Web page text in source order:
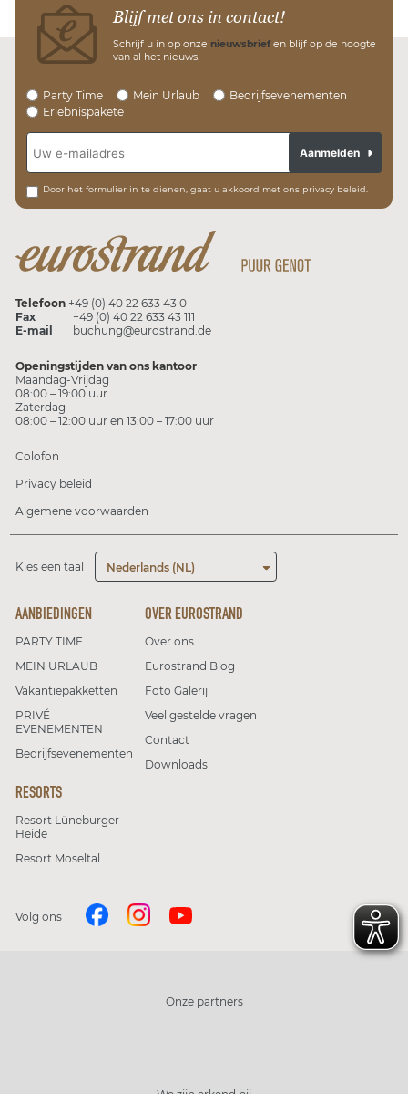
Blijf met ons in contact!
Schrijf u in op onze nieuwsbriefen blijf op de hoogte
van al het nieuws.
Party Time Mein Urlaub
Bedrijfsevenementen
Erlebnispakete
Door het formulier in te dienen, gaat u akkoord met ons privacy beleid.
Aanmelden
Telefoon +49 (0) 40 22 633 43 0
Fax
+49 (0) 40 22 633 43 111
E-mail
buchung@eurostrand.de
Openingstijden van ons kantoor
Maandag-Vrijdag
08:00 – 19:00 uur
Zaterdag
08:00 – 12:00 uur en 13:00 – 17:00 uur
Colofon
Privacy beleid
Algemene voorwaarden
Kies een taal Nederlands (NL)
AANBIEDINGEN
PARTY TIME
MEIN URLAUB
Vakantiepakketten
PRIVÉ
EVENEMENTEN
Bedrijfsevenementen
RESORTS
Resort Lüneburger
Heide
Resort Moseltal
OVER EUROSTRAND
Over ons
Eurostrand Blog
Foto Galerij
Veel gestelde vragen
Contact
Downloads
Volg ons
Onze partners